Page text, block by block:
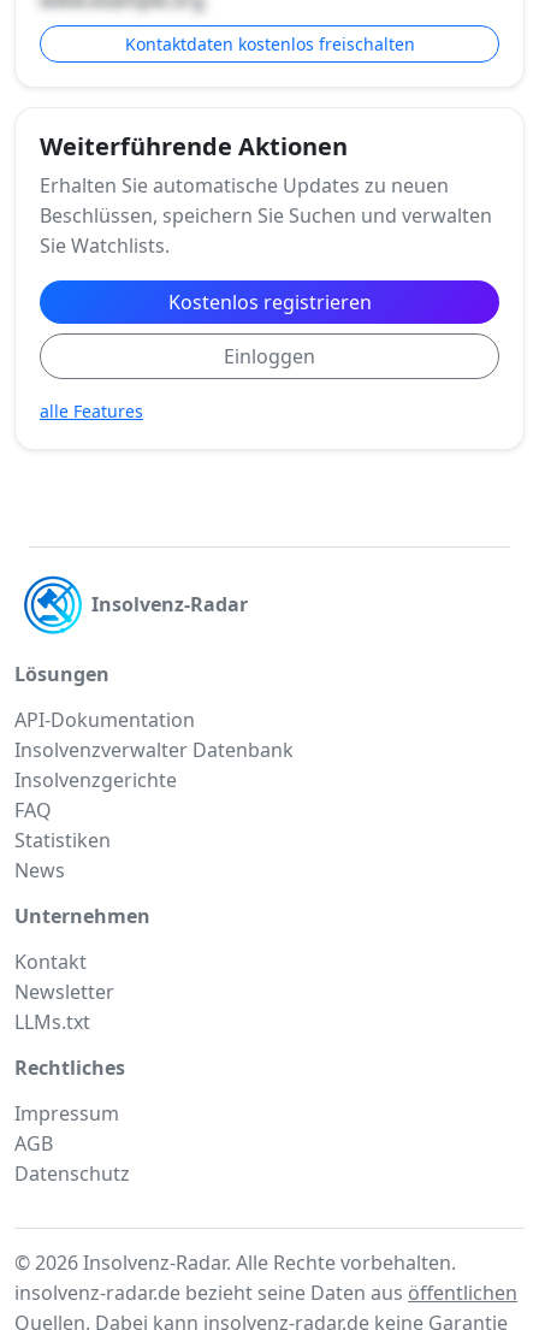
Kontaktdaten kostenlos freischalten
Weiterführende Aktionen
Erhalten Sie automatische Updates zu neuen
Beschlüssen, speichern Sie Suchen und verwalten
Sie Watchlists.
Kostenlos registrieren
Einloggen
alle Features
Insolvenz-Radar
Lösungen
API-Dokumentation
Insolvenzverwalter Datenbank
Insolvenzgerichte
FAQ
Statistiken
News
Unternehmen
Kontakt
Newsletter
LLMs.txt
Rechtliches
Impressum
AGB
Datenschutz
© 2026 Insolvenz-Radar. Alle Rechte vorbehalten.
insolvenz-radar.de bezieht seine Daten aus öffentlichen
Quellen. Dabei kann insolvenz-radar.de keine Garantie